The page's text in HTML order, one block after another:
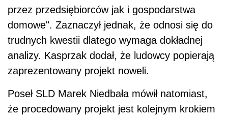
przez przedsiębiorców jak i gospodarstwa
domowe". Zaznaczył jednak, że odnosi się do
trudnych kwestii dlatego wymaga dokładnej
analizy. Kasprzak dodał, że ludowcy popierają
zaprezentowany projekt noweli.
Poseł SLD Marek Niedbała mówił natomiast,
że procedowany projekt jest kolejnym krokiem